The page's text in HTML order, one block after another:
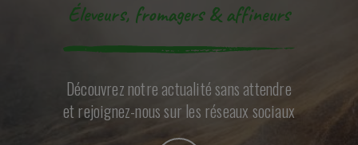
Éleveurs, fromagers & affineurs
Découvrez notre actualité sans attendre
et rejoignez-nous sur les réseaux sociaux